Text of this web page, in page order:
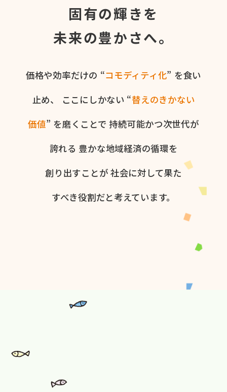
固有の輝きを
未来の豊かさへ。
価格や​効率だけの​ “コモディティ化” を​食い​
止め、
ここに​しかない​ “替えの​きかない​
価値” を​磨く​ことで 持続可能かつ次世代が​
誇れる 豊かな​地域経済の​循環を​
創り出すことが 社会に​対して​果た​
すべき役割だと​考えています。​